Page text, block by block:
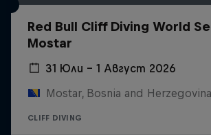
Red Bull Cliff Diving World
Mostar
31 Юли – 1 Август 2026
Mostar, Bosnia and Herzegovina
CLIFF DIVING